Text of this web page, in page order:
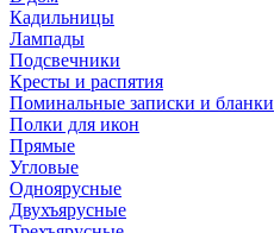
Кадильницы
Лампады
Подсвечники
Кресты и распятия
Поминальные записки и бланки
Полки для икон
Прямые
Угловые
Одноярусные
Двухъярусные